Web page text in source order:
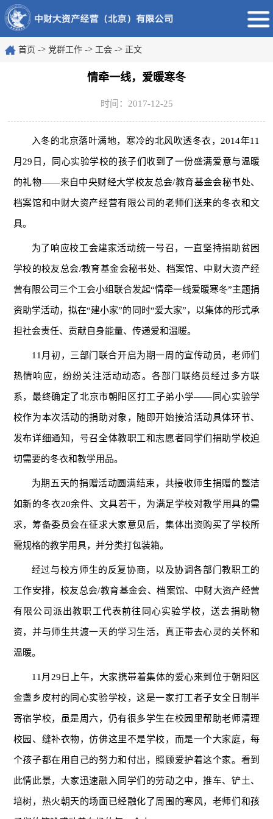
首页 -> 党群工作 -> 工会 -> 正文
情牵一线，爱暖寒冬
时间：2017-12-25
入冬的北京落叶满地，寒冷的北风吹透冬衣，2014年11
月29日，同心实验学校的孩子们收到了一份盛满爱意与温暖
的礼物——来自中央财经大学校友总会/教育基金会秘书处、
档案馆和中财大资产经营有限公司的老师们送来的冬衣和文
具。
为了响应校工会建家活动统一号召，一直坚持捐助贫困
学校的校友总会/教育基金会秘书处、档案馆、中财大资产经
营有限公司三个工会小组联合发起“情牵一线爱暖寒冬”主题捐
资助学活动，拟在“建小家”的同时“爱大家”，以集体的形式承
担社会责任、贡献自身能量、传递爱和温暖。
11月初，三部门联合开启为期一周的宣传动员，老师们
热情响应，纷纷关注活动动态。各部门联络员经过多方联
系，最终确定了北京市朝阳区打工子弟小学——同心实验学
校作为本次活动的捐助对象，随即开始接洽活动具体环节、
发布详细通知，号召全体教职工和志愿者同学们捐助学校迫
切需要的冬衣和教学用品。
为期五天的捐赠活动圆满结束，共接收师生捐赠的整洁
如新的冬衣20余件、文具若干，为满足学校对教学用具的需
求，筹备委员会在征求大家意见后，集体出资购买了学校所
需规格的教学用具，并分类打包装箱。
经过与校方师生的反复协商，以及协调各部门教职工的
工作安排，校友总会/教育基金会、档案馆、中财大资产经营
有限公司派出教职工代表前往同心实验学校，送去捐助物
资，并与师生共渡一天的学习生活，真正带去心灵的关怀和
温暖。
11月29日上午，大家携带着集体的爱心来到位于朝阳区
金盏乡皮村的同心实验学校，这是一家打工者子女全日制半
寄宿学校，虽是周六，仍有很多学生在校园里帮助老师清理
校园、缝补衣物，仿佛这里不是学校，而是一个大家庭，每
个孩子都在用自己的努力和付出，照顾爱护着这个家。看到
此情此景，大家迅速融入同学们的劳动之中，推车、铲土、
培树，热火朝天的场面已经融化了周围的寒风，老师们和孩